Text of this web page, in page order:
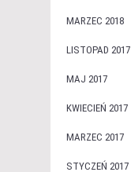
MARZEC 2018
LISTOPAD 2017
MAJ 2017
KWIECIEŃ 2017
MARZEC 2017
STYCZEŃ 2017